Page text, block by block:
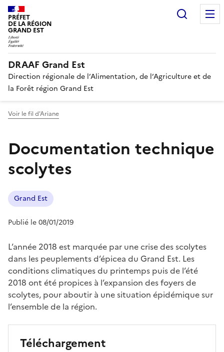
PRÉFET
DE LA RÉGION
GRAND EST
DRAAF Grand Est
Direction régionale de l’Alimentation, de l’Agriculture et de
la Forêt région Grand Est
Voir le fil d'Ariane
Documentation technique
scolytes
Grand Est
Publié le 08/01/2019
L’année 2018 est marquée par une crise des scolytes
dans les peuplements d’épicea du Grand Est. Les
conditions climatiques du printemps puis de l’été
2018 ont été propices à l’expansion des foyers de
scolytes, pour aboutir à une situation épidémique sur
l’ensemble de la région.
Téléchargement